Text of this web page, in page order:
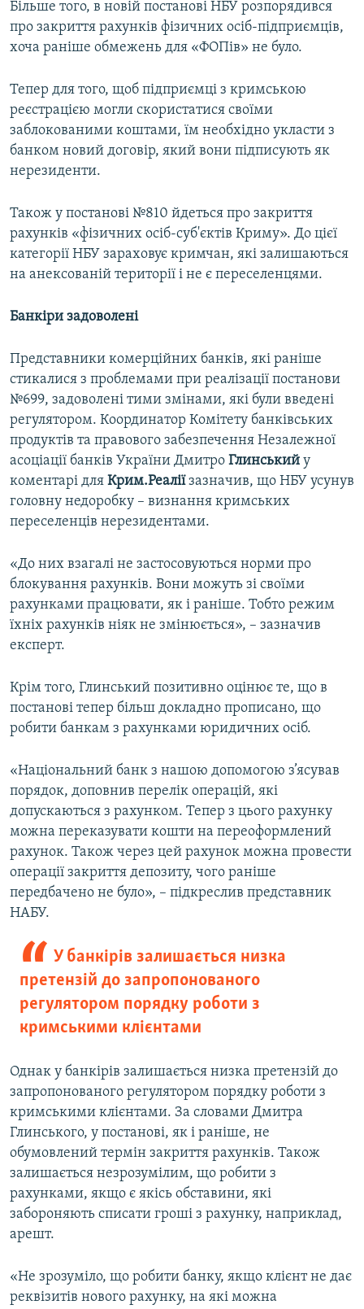
Більше того, в новій постанові НБУ розпорядився
про закриття рахунків фізичних осіб-підприємців,
хоча раніше обмежень для «ФОПів» не було.
Тепер для того, щоб підприємці з кримською
реєстрацією могли скористатися своїми
заблокованими коштами, їм необхідно укласти з
банком новий договір, який вони підписують як
нерезиденти.
Також у постанові №810 йдеться про закриття
рахунків «фізичних осіб-суб'єктів Криму». До цієї
категорії НБУ зараховує кримчан, які залишаються
на анексованій території і не є переселенцями.
Банкіри задоволені
Представники комерційних банків, які раніше
стикалися з проблемами при реалізації постанови
№699, задоволені тими змінами, які були введені
регулятором. Координатор Комітету банківських
продуктів та правового забезпечення Незалежної
асоціації банків України Дмитро Глинський у
коментарі для Крим.Реаліїзазначив, що НБУ усунув
головну недоробку – визнання кримських
переселенців нерезидентами.
«До них взагалі не застосовуються норми про
блокування рахунків. Вони можуть зі своїми
рахунками працювати, як і раніше. Тобто режим
їхніх рахунків ніяк не змінюється», – зазначив
експерт.
Крім того, Глинський позитивно оцінює те, що в
постанові тепер більш докладно прописано, що
робити банкам з рахунками юридичних осіб.
«Національний банк з нашою допомогою з’ясував
порядок, доповнив перелік операцій, які
допускаються з рахунком. Тепер з цього рахунку
можна переказувати кошти на переоформлений
рахунок. Також через цей рахунок можна провести
операції закриття депозиту, чого раніше
передбачено не було», – підкреслив представник
НАБУ.
У банкірів залишається низка
претензій до запропонованого
регулятором порядку роботи з
кримськими клієнтами
Однак у банкірів залишається низка претензій до
запропонованого регулятором порядку роботи з
кримськими клієнтами. За словами Дмитра
Глинського, у постанові, як і раніше, не
обумовлений термін закриття рахунків. Також
залишається незрозумілим, що робити з
рахунками, якщо є якісь обставини, які
забороняють списати гроші з рахунку, наприклад,
арешт.
«Не зрозуміло, що робити банку, якщо клієнт не дає
реквізитів нового рахунку, на які можна